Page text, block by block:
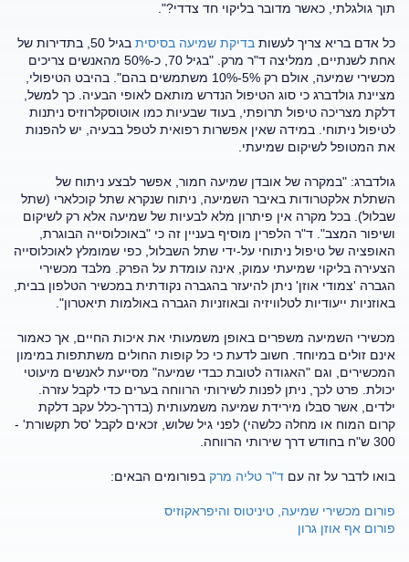
תוך גולגלתי, כאשר מדובר בליקוי חד צדדי?".
כל אדם בריא צריך לעשות בדיקת שמיעה בסיסית
בגיל 50, בתדירות של
אחת לשנתיים, ממליצה ד"ר מרק. "בגיל 70, כ-50% מהאנשים צריכים
מכשירי שמיעה, אולם רק 5%-10% משתמשים בהם". בהיבט הטיפולי,
מציינת גולדברג כי סוג הטיפול הנדרש מותאם לאופי הבעיה. כך למשל,
דלקת מצריכה טיפול תרופתי, בעוד שבעיות כמו אוטוסקלרוזיס ניתנות
לטיפול ניתוחי. במידה שאין אפשרות רפואית לטפל בבעיה, יש להפנות
את המטופל לשיקום שמיעתי.
גולדברג: "במקרה של אובדן שמיעה חמור, אפשר לבצע ניתוח של
השתלת אלקטרודות באיבר השמיעה, ניתוח שנקרא שתל קוכלארי (שתל
שבלול). בכל מקרה אין פיתרון מלא לבעיות של שמיעה אלא רק לשיקום
ושיפור המצב". ד"ר הלפרין מוסיף בעניין זה כי "באוכלוסייה הבוגרת,
האופציה של טיפול ניתוחי על-ידי שתל השבלול, כפי שמומלץ לאוכלוסייה
הצעירה בליקוי שמיעתי עמוק, אינה עומדת על הפרק. מלבד מכשירי
הגברה 'צמודי אוזן' ניתן להיעזר בהגברה נקודתית במכשיר הטלפון בבית,
באוזניות ייעודיות לטלוויזיה ובאוזניות הגברה באולמות תיאטרון".
מכשירי השמיעה משפרים באופן משמעותי את איכות החיים, אך כאמור
אינם זולים במיוחד. חשוב לדעת כי כל קופות החולים משתתפות במימון
המכשירים, וגם "האגודה לטובת כבדי שמיעה" מסייעת לאנשים מיעוטי
יכולת. פרט לכך, ניתן לפנות לשירותי הרווחה בערים כדי לקבל עזרה.
ילדים, אשר סבלו מירידת שמיעה משמעותית (בדרך-כלל עקב דלקת
קרום המוח או מחלה כלשהי) לפני גיל שלוש, זכאים לקבל 'סל תקשורת' -
300 ש"ח בחודש דרך שירותי הרווחה.
בואו לדבר על זה עם ד"ר טליה מרק בפורומים הבאים:
פורום מכשירי שמיעה, טיניטוס והיפראקוזיס
פורום אף אוזן גרון